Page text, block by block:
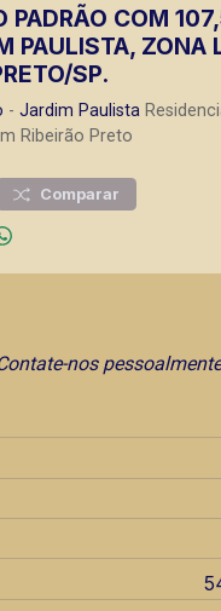
PADRÃO COM
PAULISTA, ZONA
SP.
- Jardim Paulista
Ribeirão Preto
Comparar
nos